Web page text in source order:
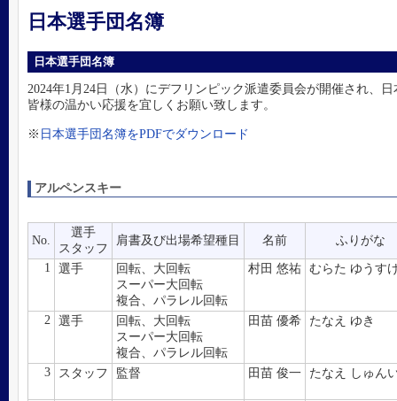
日本選手団名簿
日本選手団名簿
2024年1月24日（水）にデフリンピック派遣委員会が開催され、
皆様の温かい応援を宜しくお願い致します。
※ 日本選手団名簿をPDFでダウンロード
アルペンスキー
No.
選手
スタッフ
肩書及び出場希望種目 名前 ふりがな
1 選手
回転、大回転
スーパー大回転
複合、パラレル回転
村田 悠祐 むらた ゆうす
2 選手
回転、大回転
スーパー大回転
複合、パラレル回転
田苗 優希 たなえ ゆき
3 スタッフ 監督 田苗 俊一 たなえ しゅん